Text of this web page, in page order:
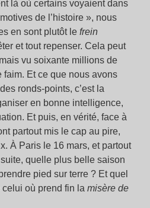
là où certains voyaient dans
de l’histoire », nous
en sont plutôt le frein
et tout repenser. Cela peut
vu soixante millions de
Et ce que nous avons
ronds-points, c’est la
en bonne intelligence,
Et puis, en vérité, face à
partout mis le cap au pire,
À Paris le 16 mars, et partout
quelle plus belle saison
pied sur terre ? Et quel
où prend fin la misère de